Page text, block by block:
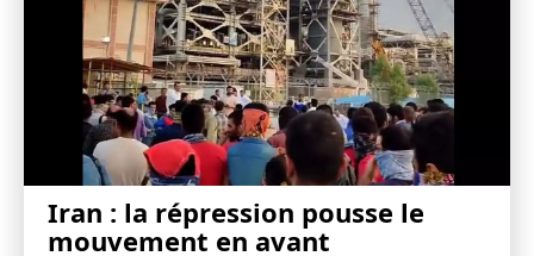
Iran : la répression pousse le
mouvement en avant